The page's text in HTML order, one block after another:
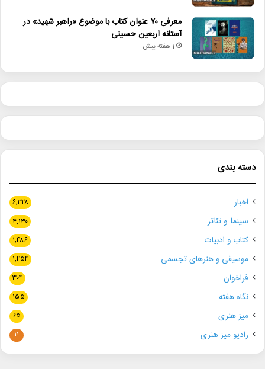
معرفی ۷۰ عنوان کتاب با موضوع «راهبر شهید» در
آستانه اربعین حسینی
1 هفته پیش
دسته بندی
اخبار ۶,۳۲۸
سینما و تئاتر ۴,۱۳۰
کتاب و ادبیات ۱,۴۸۶
موسیقی و هنرهای تجسمی ۱,۴۵۴
فراخوان ۳۰۴
نگاه هفته ۱۵۵
میز هنری ۶۵
رادیو میز هنری ۱۱